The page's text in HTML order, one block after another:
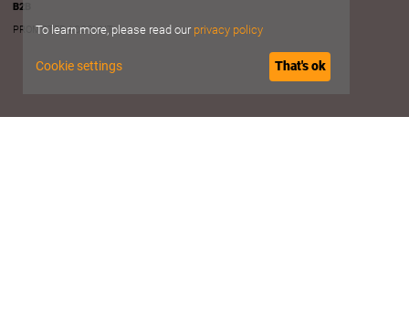
B2B
PROMOTER ACCOUNT
To learn more, please read our privacy policy
Cookie settings That's ok